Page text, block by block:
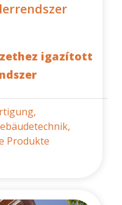
igazított
Produkte